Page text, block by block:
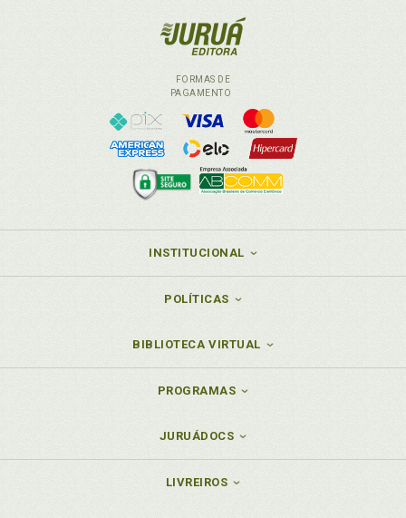
FORMAS DE
PAGAMENTO
INSTITUCIONAL
POLÍTICAS
BIBLIOTECA VIRTUAL
PROGRAMAS
JURUÁDOCS
LIVREIROS